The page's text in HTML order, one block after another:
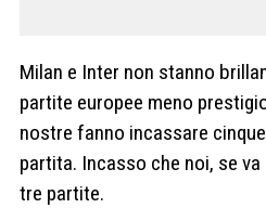
Milan e Inter non stanno
partite europee meno
nostre fanno incassare
partita. Incasso che noi, se
tre partite.